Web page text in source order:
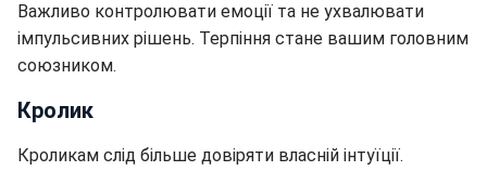
Важливо контролювати емоції та не ухвалювати
імпульсивних рішень. Терпіння стане вашим головним
союзником.
Кролик
Кроликам слід більше довіряти власній інтуїції.